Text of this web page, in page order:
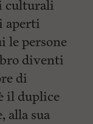
culturali
aperti
le persone
diventi
di
il duplice
alla sua